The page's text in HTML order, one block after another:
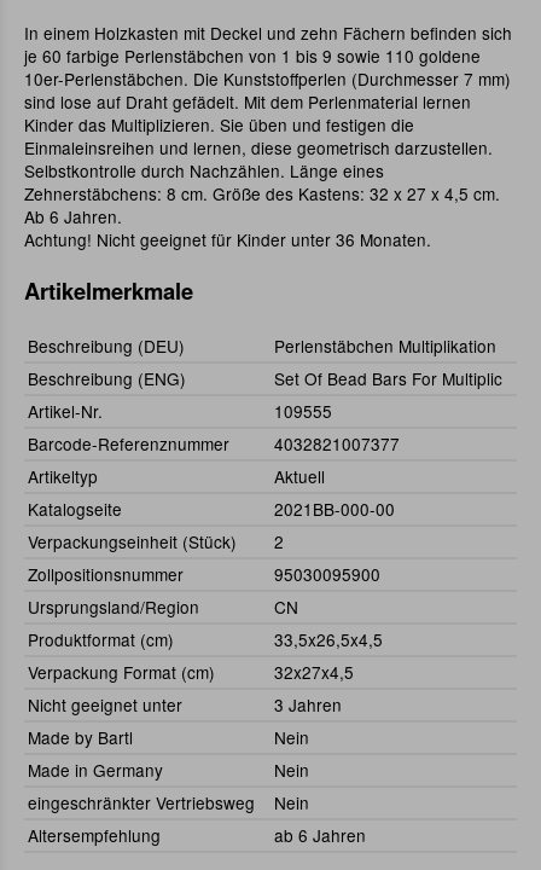
In einem Holzkasten mit Deckel und zehn Fächern befinden sich
je 60 farbige Perlenstäbchen von 1 bis 9 sowie 110 goldene
10er-Perlenstäbchen. Die Kunststoffperlen (Durchmesser 7 mm)
sind lose auf Draht gefädelt. Mit dem Perlenmaterial lernen
Kinder das Multiplizieren. Sie üben und festigen die
Einmaleinsreihen und lernen, diese geometrisch darzustellen.
Selbstkontrolle durch Nachzählen. Länge eines
Zehnerstäbchens: 8 cm. Größe des Kastens: 32 x 27 x 4,5 cm.
Ab 6 Jahren.
Achtung! Nicht geeignet für Kinder unter 36 Monaten.
Artikelmerkmale
Beschreibung (DEU)
Perlenstäbchen Multiplikation
Beschreibung (ENG)
Set Of Bead Bars For Multiplic
Artikel-Nr.
109555
Barcode-Referenznummer
4032821007377
Artikeltyp
Aktuell
Katalogseite
2021BB-000-00
Verpackungseinheit (Stück)
2
Zollpositionsnummer
95030095900
Ursprungsland/Region
CN
Produktformat (cm)
33,5x26,5x4,5
Verpackung Format (cm)
32x27x4,5
Nicht geeignet unter
3 Jahren
Made by Bartl
Nein
Made in Germany
Nein
eingeschränkter Vertriebsweg
Nein
Altersempfehlung
ab 6 Jahren